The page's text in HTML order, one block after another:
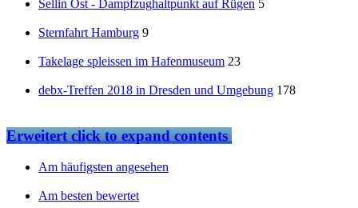
Sellin Ost - Dampfzughaltpunkt auf Rügen 5
Sternfahrt Hamburg 9
Takelage spleissen im Hafenmuseum 23
debx-Treffen 2018 in Dresden und Umgebung 178
Erweitertclick to expand contents
Am häufigsten angesehen
Am besten bewertet